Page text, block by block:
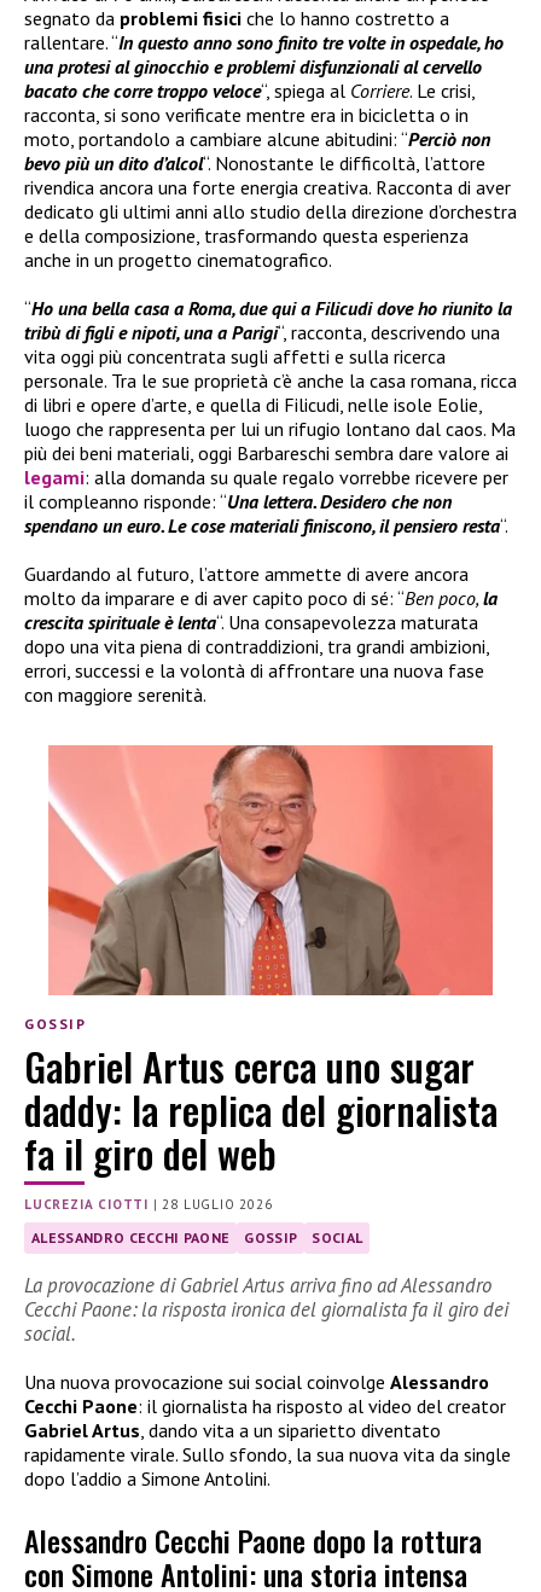
segnato da problemi fisici che lo hanno costretto a
rallentare. “In questo anno sono finito tre volte in ospedale, ho
una protesi al ginocchio e problemi disfunzionali al cervello
bacato che corre troppo veloce“, spiega al Corriere. Le crisi,
racconta, si sono verificate mentre era in bicicletta o in
moto, portandolo a cambiare alcune abitudini: “Perciò non
bevo più un dito d’alcol“. Nonostante le difficoltà, l’attore
rivendica ancora una forte energia creativa. Racconta di aver
dedicato gli ultimi anni allo studio della direzione d’orchestra
e della composizione, trasformando questa esperienza
anche in un progetto cinematografico.
“Ho una bella casa a Roma, due qui a Filicudi dove ho riunito la
tribù di figli e nipoti, una a Parigi“, racconta, descrivendo una
vita oggi più concentrata sugli affetti e sulla ricerca
personale. Tra le sue proprietà c’è anche la casa romana, ricca
di libri e opere d’arte, e quella di Filicudi, nelle isole Eolie,
luogo che rappresenta per lui un rifugio lontano dal caos. Ma
più dei beni materiali, oggi Barbareschi sembra dare valore ai
legami: alla domanda su quale regalo vorrebbe ricevere per
il compleanno risponde: “Una lettera. Desidero che non
spendano un euro. Le cose materiali finiscono, il pensiero resta“.
Guardando al futuro, l’attore ammette di avere ancora
molto da imparare e di aver capito poco di sé: “Ben poco, la
crescita spirituale è lenta“. Una consapevolezza maturata
dopo una vita piena di contraddizioni, tra grandi ambizioni,
errori, successi e la volontà di affrontare una nuova fase
con maggiore serenità.
GOSSIP
Gabriel Artus cerca uno sugar
daddy: la replica del giornalista
fa il giro del web
LUCREZIA CIOTTI | 28 LUGLIO 2026
ALESSANDRO CECCHI PAONE GOSSIP SOCIAL
La provocazione di Gabriel Artus arriva fino ad Alessandro
Cecchi Paone: la risposta ironica del giornalista fa il giro dei
social.
Una nuova provocazione sui social coinvolge Alessandro
Cecchi Paone: il giornalista ha risposto al video del creator
Gabriel Artus, dando vita a un siparietto diventato
rapidamente virale. Sullo sfondo, la sua nuova vita da single
dopo l’addio a Simone Antolini.
Alessandro Cecchi Paone dopo la rottura
con Simone Antolini: una storia intensa